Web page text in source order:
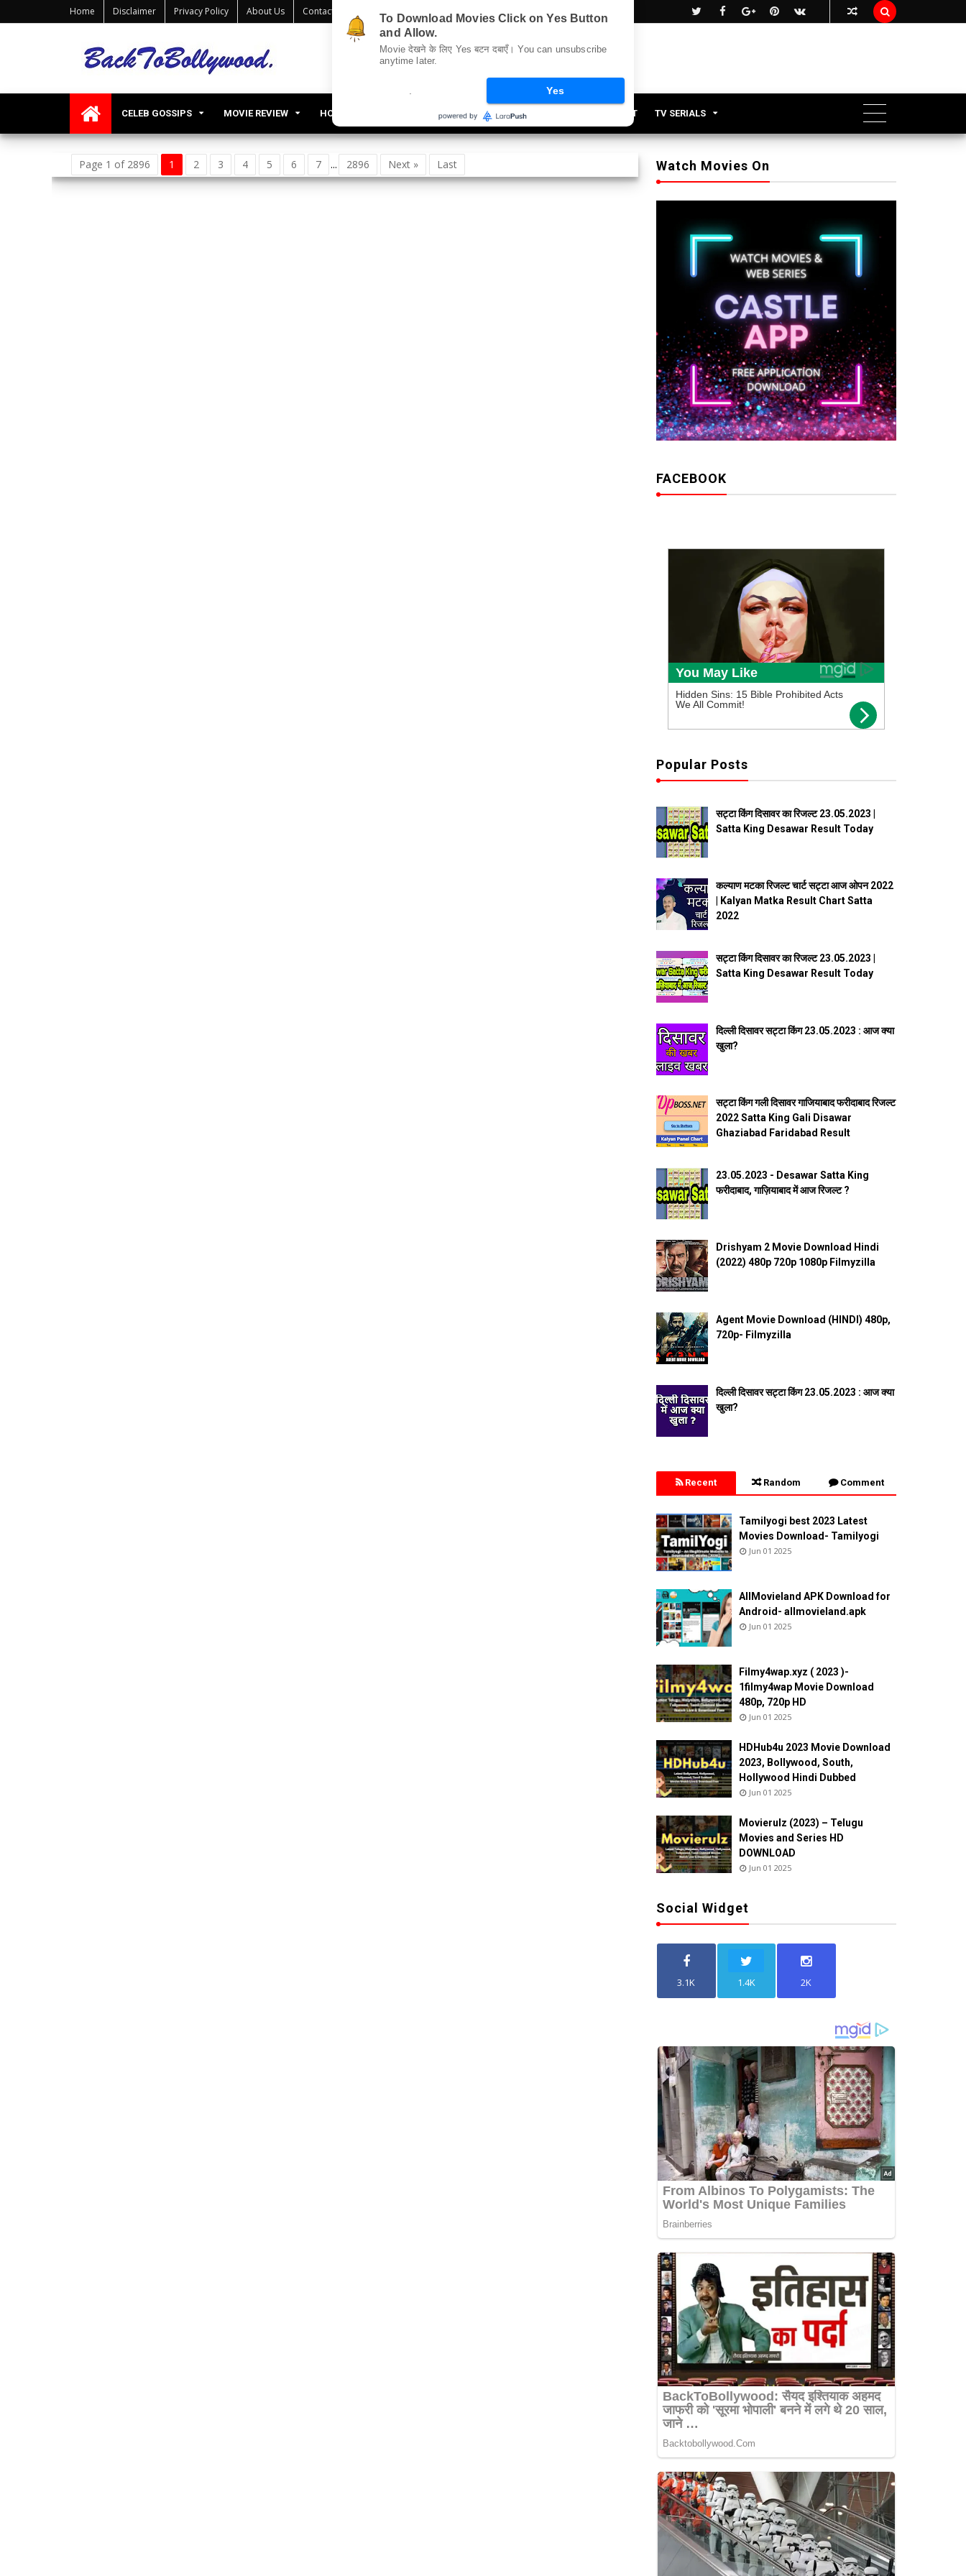
Home Disclaimer Privacy Policy About Us Contact Us Sitemap 
CELEB GOSSIPS MOVIE REVIEW HOLLYWOOD UPDATES LIFESTYLE OFFBEAT TV SERIALS
Page 1 of 2896 1 2 3 4 5 6 7 ... 2896 Next » Last Watch Movies On
FACEBOOK
Popular Posts
सट्टा किंग दिसावर का रिजल्ट 23.05.2023 |
Satta King Desawar Result Today
कल्याण मटका रिजल्ट चार्ट सट्टा आज ओपन 2022
| Kalyan Matka Result Chart Satta
2022
सट्टा किंग दिसावर का रिजल्ट 23.05.2023 |
Satta King Desawar Result Today
दिल्ली दिसावर सट्टा किंग 23.05.2023 : आज क्या
खुला?
सट्टा किंग गली दिसावर गाजियाबाद फरीदाबाद रिजल्ट
2022 Satta King Gali Disawar
Ghaziabad Faridabad Result
23.05.2023 - Desawar Satta King
फरीदाबाद, गाज़ियाबाद में आज रिजल्ट ?
Drishyam 2 Movie Download Hindi
(2022) 480p 720p 1080p Filmyzilla
Agent Movie Download (HINDI) 480p,
720p- Filmyzilla
दिल्ली दिसावर सट्टा किंग 23.05.2023 : आज क्या
खुला?
Recent Random Comment
Tamilyogi best 2023 Latest
Movies Download- Tamilyogi
Jun 01 2025
AllMovieland APK Download for
Android- allmovieland.apk
Jun 01 2025
Filmy4wap.xyz ( 2023 )-
1filmy4wap Movie Download
480p, 720p HD
Jun 01 2025
HDHub4u 2023 Movie Download
2023, Bollywood, South,
Hollywood Hindi Dubbed
Jun 01 2025
Movierulz (2023) – Telugu
Movies and Series HD
DOWNLOAD
Jun 01 2025
Social Widget
3.1K 1.4K 2K
To Download Movies Click on Yes Button
and Allow.
Movie देखने के लिए Yes बटन दबाएँ। You can unsubscribe
anytime later.
Yes